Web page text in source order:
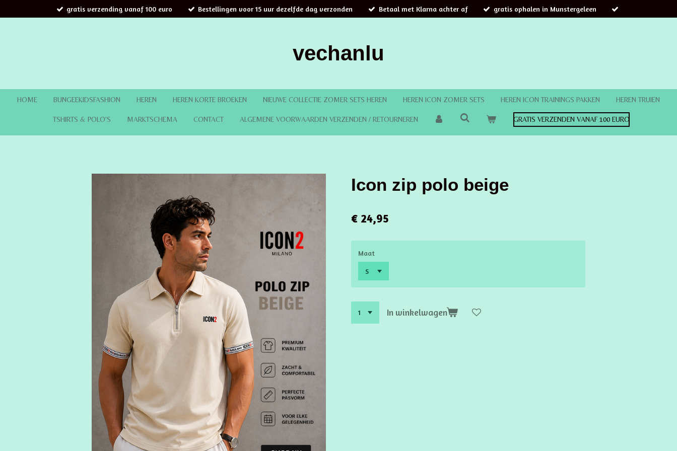
direct
gratis verzending vanaf 100 euro Bestellingen voor 15 uur dezelfde dag verzonden Betaal met Klarna achter af gratis ophalen in Munstergeleen
vechanlu
HOME BUNGEEKIDSFASHION HEREN HEREN KORTE BROEKEN NIEUWE COLLECTIE ZOMER SETS HEREN HEREN ICON ZOMER SETS HEREN ICON TRAININGS PAKKEN HEREN TRUIEN
TSHIRTS & POLO'S MARKTSCHEMA CONTACT ALGEMENE VOORWAARDEN VERZENDEN / RETOURNEREN GRATIS VERZENDEN VANAF 100 EURO
Icon zip polo beige
€ 24,95
Maat
In winkelwagen